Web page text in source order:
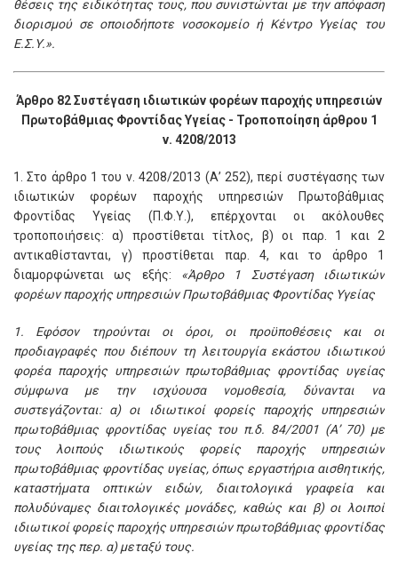
θέσεις της ειδικότητας τους, που συνιστώνται με την απόφαση
διορισμού σε οποιοδήποτε νοσοκομείο ή Κέντρο Υγείας του
Ε.Σ.Υ.».
Άρθρο 82 Συστέγαση ιδιωτικών φορέων παροχής υπηρεσιών
Πρωτοβάθμιας Φροντίδας Υγείας - Τροποποίηση άρθρου 1
ν. 4208/2013
1. Στο άρθρο 1 του ν. 4208/2013 (Α’ 252), περί συστέγασης των
ιδιωτικών φορέων παροχής υπηρεσιών Πρωτοβάθμιας
Φροντίδας Υγείας (Π.Φ.Υ.), επέρχονται οι ακόλουθες
τροποποιήσεις: α) προστίθεται τίτλος, β) οι παρ. 1 και 2
αντικαθίστανται, γ) προστίθεται παρ. 4, και το άρθρο 1
διαμορφώνεται ως εξής: «Άρθρο 1 Συστέγαση ιδιωτικών
φορέων παροχής υπηρεσιών Πρωτοβάθμιας Φροντίδας Υγείας
1. Εφόσον τηρούνται οι όροι, οι προϋποθέσεις και οι
προδιαγραφές που διέπουν τη λειτουργία εκάστου ιδιωτικού
φορέα παροχής υπηρεσιών πρωτοβάθμιας φροντίδας υγείας
σύμφωνα με την ισχύουσα νομοθεσία, δύνανται να
συστεγάζονται: α) οι ιδιωτικοί φορείς παροχής υπηρεσιών
πρωτοβάθμιας φροντίδας υγείας του π.δ. 84/2001 (Α’ 70) με
τους λοιπούς ιδιωτικούς φορείς παροχής υπηρεσιών
πρωτοβάθμιας φροντίδας υγείας, όπως εργαστήρια αισθητικής,
καταστήματα οπτικών ειδών, διαιτολογικά γραφεία και
πολυδύναμες διαιτολογικές μονάδες, καθώς και β) οι λοιποί
ιδιωτικοί φορείς παροχής υπηρεσιών πρωτοβάθμιας φροντίδας
υγείας της περ. α) μεταξύ τους.